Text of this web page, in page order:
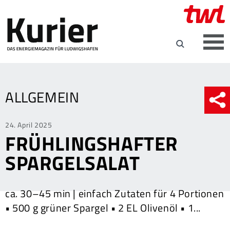
ALLGEMEIN
Posted
on
24. April 2025
FRÜHLINGSHAFTER
SPARGELSALAT
ca. 30–45 min | einfach Zutaten für 4 Portionen
• 500 g grüner Spargel • 2 EL Olivenöl • 1...